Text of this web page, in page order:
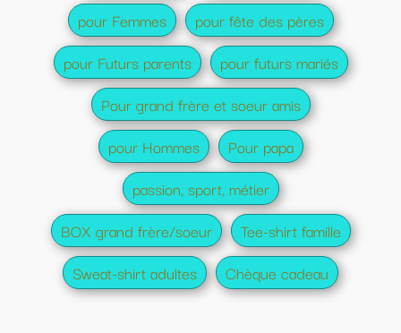
pour Femmes
pour fête des pères
pour Futurs parents
pour futurs mariés
Pour grand frère et soeur amis
pour Hommes
Pour papa
passion, sport, métier
BOX grand frère/soeur
Tee-shirt famille
Sweat-shirt adultes
Chèque cadeau